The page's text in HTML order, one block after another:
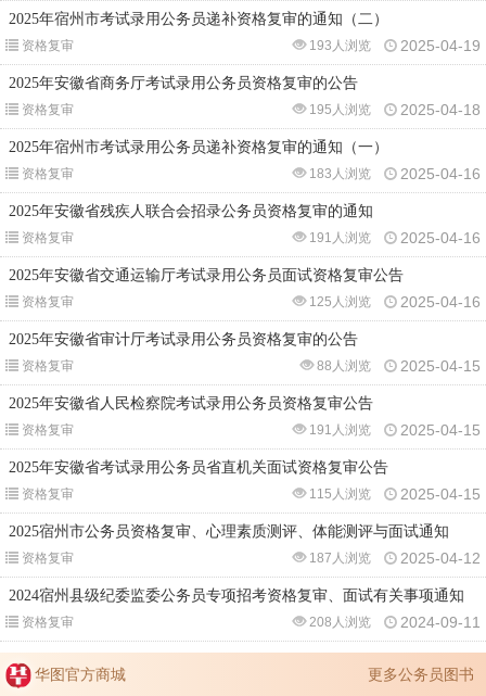
2025年宿州市考试录用公务员递补资格复审的通知（二）
资格复审 2025-04-19
193人浏览
2025年安徽省商务厅考试录用公务员资格复审的公告
资格复审 2025-04-18
195人浏览
2025年宿州市考试录用公务员递补资格复审的通知（一）
资格复审 2025-04-16
183人浏览
2025年安徽省残疾人联合会招录公务员资格复审的通知
资格复审 2025-04-16
191人浏览
2025年安徽省交通运输厅考试录用公务员面试资格复审公告
资格复审 2025-04-16
125人浏览
2025年安徽省审计厅考试录用公务员资格复审的公告
资格复审 2025-04-15
88人浏览
2025年安徽省人民检察院考试录用公务员资格复审公告
资格复审 2025-04-15
191人浏览
2025年安徽省考试录用公务员省直机关面试资格复审公告
资格复审 2025-04-15
115人浏览
2025宿州市公务员资格复审、心理素质测评、体能测评与面试通知
资格复审 2025-04-12
187人浏览
2024宿州县级纪委监委公务员专项招考资格复审、面试有关事项通知
资格复审 2024-09-11
208人浏览
华图官方商城 更多公务员图书